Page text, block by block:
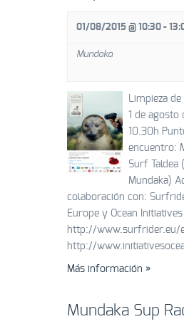
01/08/2015 @ 10:30 -
Mundaka
Limpieza de
1 de agosto
10.30h
encuentro:
Surf Taldea
Mundaka)
colaboración con:
Europe y Ocean
http://www.surfrider.eu/
http://
Más información »
Mundaka Sup